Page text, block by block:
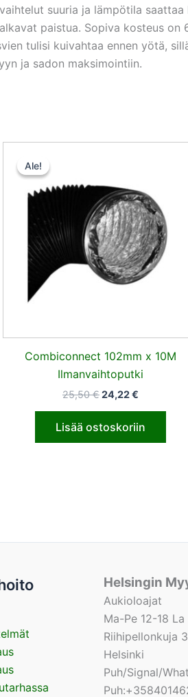
suuria ja lämpötila
paistua. Sopiva kosteus
tulisi kuivahtaa ennen yötä,
ja sadon maksimointiin.
Ale!
Ale!
Combiconnect 102mm x 10M
Ilmanvaihtoputki
25,50€
25,50 €.
24,22€
Lisää ostoskoriin
Helsingin
Aukioloajat
Ma-Pe 12-18 La
Riihipellonkuja
Helsinki
Puh/Signal/